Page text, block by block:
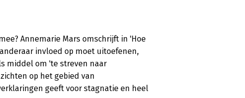
Annemarie Mars omschrijft in 'Hoe
invloed op moet uitoefenen,
middel om 'te streven naar
op het gebied van
geeft voor stagnatie en heel